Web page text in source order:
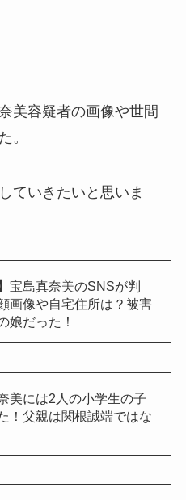
美容疑者の画像や世間
。
ていきたいと思いま
宝島真奈美のSNSが判
画像や自宅住所は？被害
娘だった！
美には2人の小学生の子
！父親は関根誠端ではな